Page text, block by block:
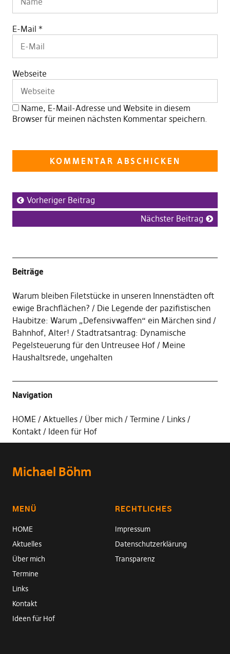
E-Mail *
Webseite
Name, E-Mail-Adresse und Website in diesem
Browser für meinen nächsten Kommentar speichern.
Vorheriger Beitrag
Nächster Beitrag
Beiträge
Warum bleiben Filetstücke in unseren Innenstädten oft
ewige Brachflächen?
Die Legende der pazifistischen
Haubitze: Warum „Defensivwaffen“ ein Märchen sind
Bahnhof, Alter!
Stadtratsantrag: Dynamische
Pegelsteuerung für den Untreusee Hof
Meine
Haushaltsrede, ungehalten
Navigation
HOME Aktuelles Über mich Termine
Links
Kontakt
Ideen für Hof
Michael Böhm
MENÜ
HOME
Aktuelles
Über mich
Termine
Links
Kontakt
Ideen für Hof
RECHTLICHES
Impressum
Datenschutzerklärung
Transparenz